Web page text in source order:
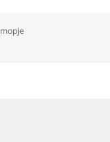
mopje